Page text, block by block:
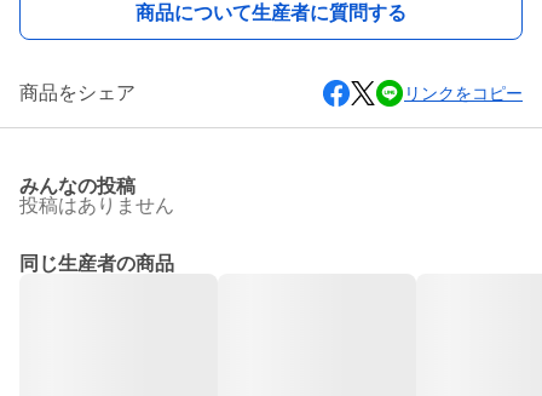
商品について生産者に質問する
商品をシェア リンクをコピー
みんなの投稿
投稿はありません
同じ生産者の商品